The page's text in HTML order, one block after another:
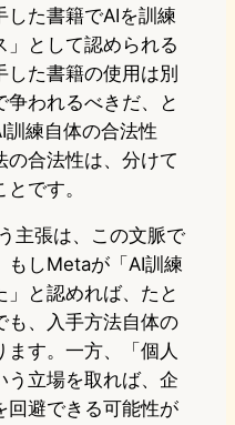
した書籍でAIを訓練
」として認められる
た書籍の使用は別
争われるべきだ、と
練自体の合法性
の合法性は、分けて
です。
主張は、この文脈で
もしMetaが「AI訓練
と認めれば、たと
も、入手方法自体の
す。一方、「個人
う立場を取れば、企
回避できる可能性が